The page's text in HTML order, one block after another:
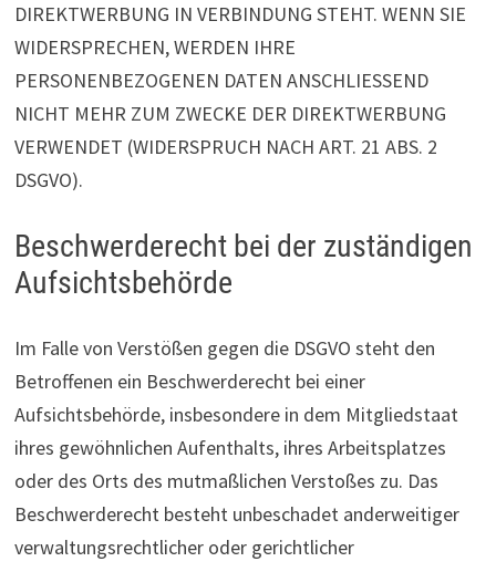
DIREKTWERBUNG IN VERBINDUNG STEHT. WENN SIE
WIDERSPRECHEN, WERDEN IHRE
PERSONENBEZOGENEN DATEN ANSCHLIESSEND
NICHT MEHR ZUM ZWECKE DER DIREKTWERBUNG
VERWENDET (WIDERSPRUCH NACH ART. 21 ABS. 2
DSGVO).
Beschwerde­recht bei der zuständigen
Aufsichts­behörde
Im Falle von Verstößen gegen die DSGVO steht den
Betroffenen ein Beschwerderecht bei einer
Aufsichtsbehörde, insbesondere in dem Mitgliedstaat
ihres gewöhnlichen Aufenthalts, ihres Arbeitsplatzes
oder des Orts des mutmaßlichen Verstoßes zu. Das
Beschwerderecht besteht unbeschadet anderweitiger
verwaltungsrechtlicher oder gerichtlicher